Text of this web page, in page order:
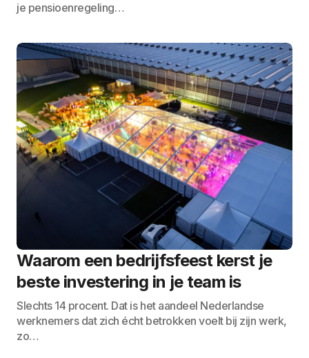
je pensioenregeling…
Waarom een bedrijfsfeest kerst je
beste investering in je team is
Slechts 14 procent. Dat is het aandeel Nederlandse
werknemers dat zich écht betrokken voelt bij zijn werk,
zo…